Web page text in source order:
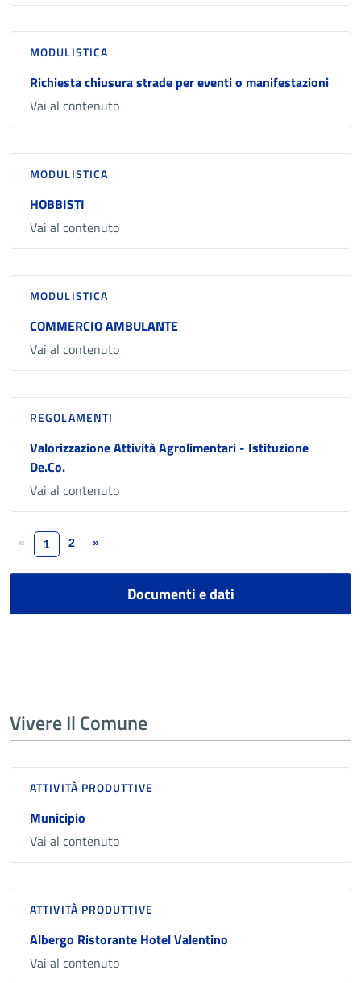
MODULISTICA
Richiesta chiusura strade per eventi o manifestazioni
Vai al contenuto
MODULISTICA
HOBBISTI
Vai al contenuto
MODULISTICA
COMMERCIO AMBULANTE
Vai al contenuto
REGOLAMENTI
Valorizzazione Attività Agrolimentari - Istituzione
De.Co.
Vai al contenuto
« 1 2 »
Documenti e dati
Vivere Il Comune
ATTIVITÀ PRODUTTIVE
Municipio
Vai al contenuto
ATTIVITÀ PRODUTTIVE
Albergo Ristorante Hotel Valentino
Vai al contenuto